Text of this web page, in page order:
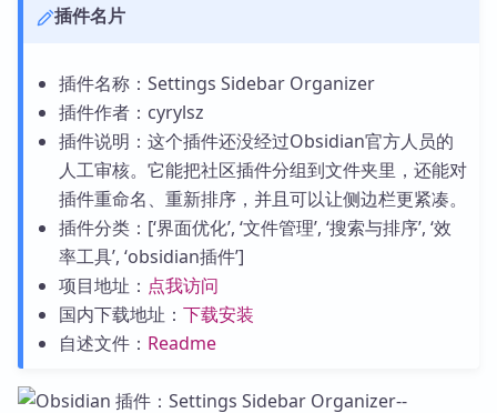
插件名片
插件名称：Settings Sidebar Organizer
插件作者：cyrylsz
插件说明：这个插件还没经过Obsidian官方人员的
人工审核。它能把社区插件分组到文件夹里，还能对
插件重命名、重新排序，并且可以让侧边栏更紧凑。
插件分类：[‘界面优化’, ‘文件管理’, ‘搜索与排序’, ‘效
率工具’, ‘obsidian插件’]
项目地址： 点我访问
国内下载地址： 下载安装
自述文件： Readme